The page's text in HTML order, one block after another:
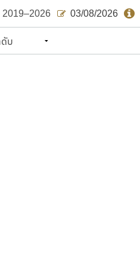
2019–2026 03/08/2026
ะมีฟอนต์